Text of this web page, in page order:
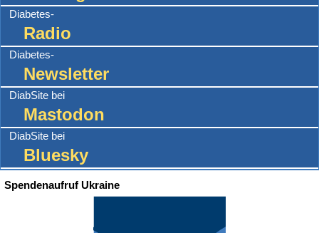
Diabetes-
Radio
Diabetes-
Newsletter
DiabSite bei
Mastodon
DiabSite bei
Bluesky
Spendenaufruf Ukraine